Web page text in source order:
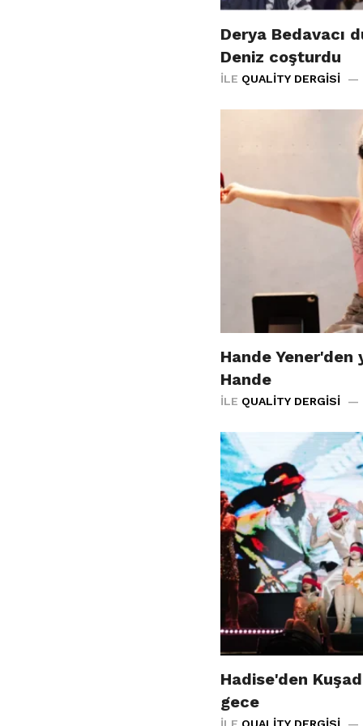
Derya Bedavacı
Deniz coşturdu
İLE QUALITY DERGISI
Hande Yener'den
Hande
İLE QUALITY DERGISI
Hadise'den
gece